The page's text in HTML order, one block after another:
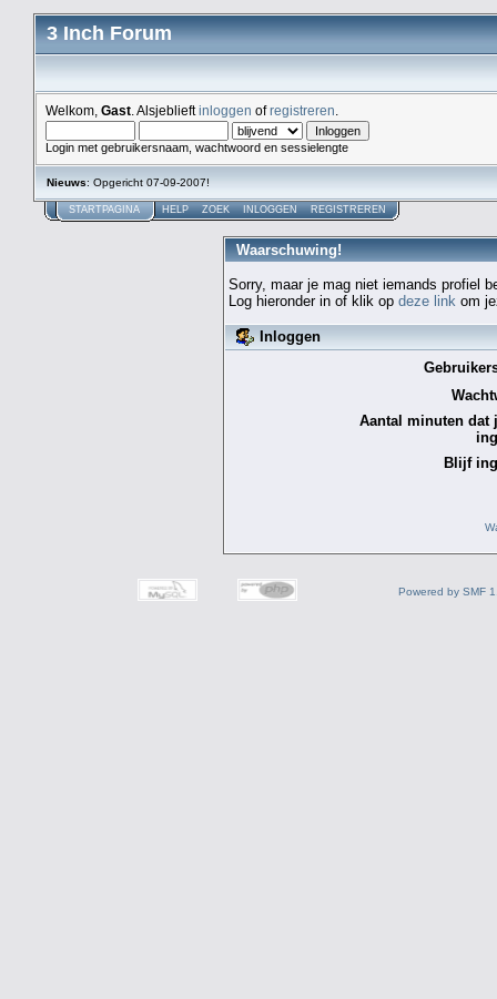
3 Inch Forum
Welkom, Gast . Alsjeblieftinloggen ofregistreren
Login met gebruikersnaam, wachtwoord en sessielengte
Nieuws: Opgericht 07-09-2007!
STARTPAGINA HELP ZOEK INLOGGEN REGISTREREN
Waarschuwing!
Sorry, maar je mag niet iemands profiel
Log hieronder in of klik op deze link om
Inloggen
Aantal minuten dat
Blijf
Powered by SMF